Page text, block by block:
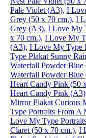
Pale Violet (A3), I
Grey (50 x 70 cm.), I
Grey (A3), I Love My
x 70 cm.), I Love My
(A3), I Love My Type
Type Plakat Sunny
Waterfall Powder Blue
Waterfall Powder
Heart Candy Pink (50
Heart Candy Pink (A3)
Mirror Plakat Curious
Type Portraits From
Love My Type
Claret (50 x 70 cm.), I